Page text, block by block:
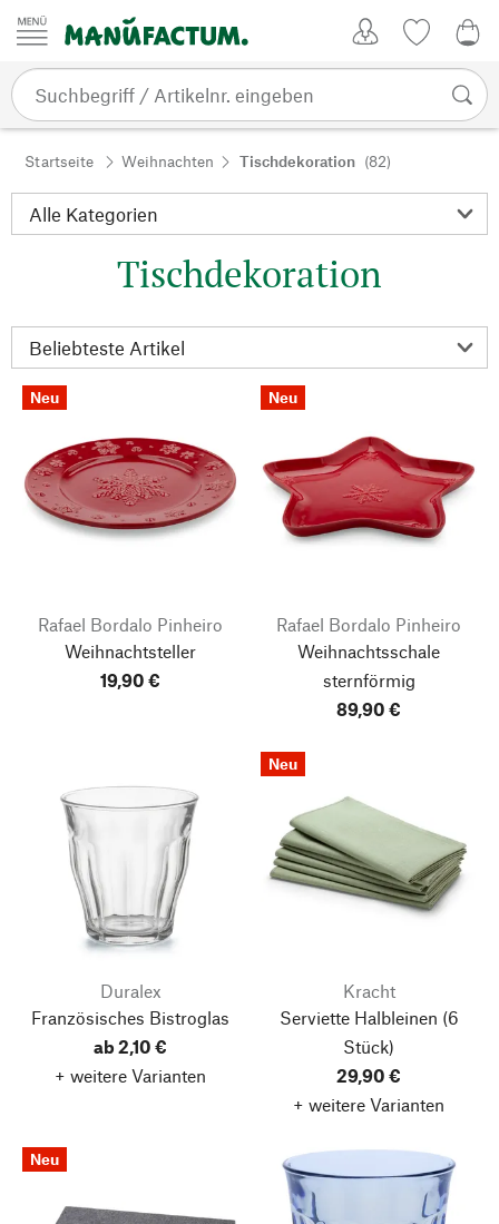
Zum Inhalt springen
Startseite Weihnachten Tischdekoration (82)
Tischdekoration
Neu
Rafael Bordalo Pinheiro
Weihnachtsteller
19,90 €
Neu
Rafael Bordalo Pinheiro
Weihnachtsschale
sternförmig
89,90 €
Duralex
Französisches Bistroglas
ab 2,10 €
+ weitere Varianten
Neu
Kracht
Serviette Halbleinen (6
Stück)
29,90 €
+ weitere Varianten
Neu